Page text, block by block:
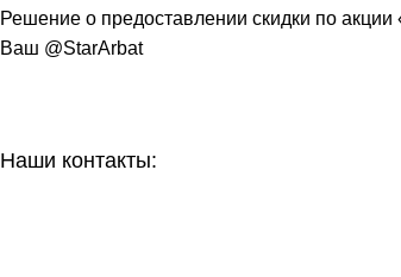
Решение о предоставлении скидки по
Ваш @StarArbat
Наши контакты: